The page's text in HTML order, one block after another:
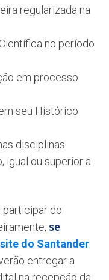
regularizada na
no período
em processo
seu Histórico
disciplinas
igual ou superior a
participar do
se
do Santander
entregar a
na recepção da